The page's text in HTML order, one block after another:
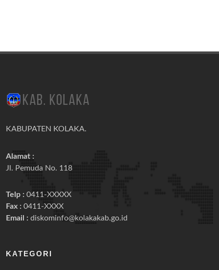
KABUPATEN KOLAKA.
Alamat :
Jl. Pemuda No. 118
Telp : 0411-XXXXX
Fax : 0411-XXXX
Email : diskominfo@kolakakab.go.id
KATEGORI